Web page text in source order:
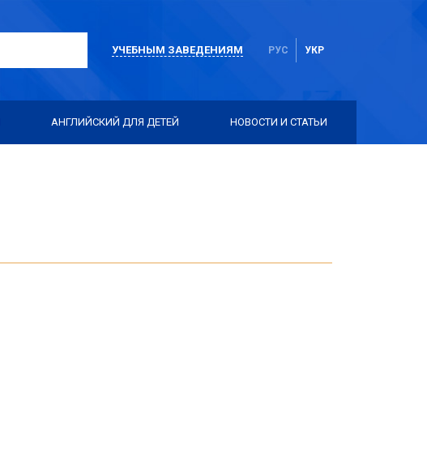
УЧЕБНЫМ ЗАВЕДЕНИЯМ РУС УКР
АНГЛИЙСКИЙ ДЛЯ ДЕТЕЙ НОВОСТИ И СТАТЬИ